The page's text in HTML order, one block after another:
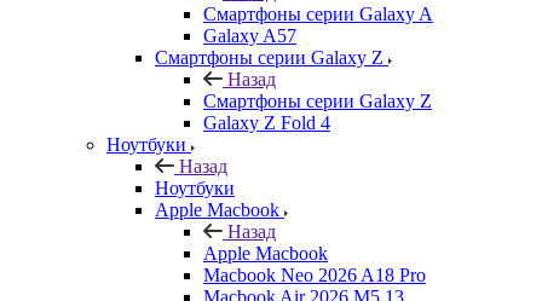
Смартфоны серии Galaxy A
Galaxy A57
Смартфоны серии Galaxy Z
Назад
Смартфоны серии Galaxy Z
Galaxy Z Fold 4
Ноутбуки
Назад
Ноутбуки
Apple Macbook
Назад
Apple Macbook
Macbook Neo 2026 A18 Pro
Macbook Air 2026 M5 13